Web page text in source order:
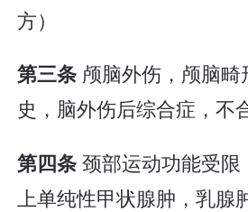
方）
第三条 颅脑外伤，颅脑
史，脑外伤后综合症，不
第四条颈部运动功能受
上单纯性甲状腺肿，乳腺